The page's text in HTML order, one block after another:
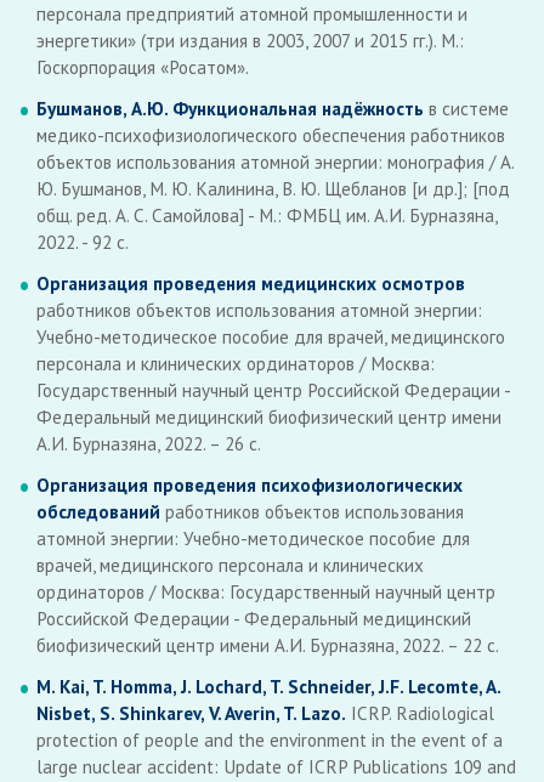
персонала предприятий атомной промышленности и
энергетики» (три издания в 2003, 2007 и 2015 гг.). М.:
Госкорпорация «Росатом».
Бушманов, А.Ю. Функциональная надёжность в системе
медико-психофизиологического обеспечения работников
объектов использования атомной энергии: монография / А.
Ю. Бушманов, М. Ю. Калинина, В. Ю. Щебланов [и др.]; [под
общ. ред. А. С. Самойлова] - М.: ФМБЦ им. А.И. Бурназяна,
2022. - 92 с.
Организация проведения медицинских осмотров
работников объектов использования атомной энергии:
Учебно-методическое пособие для врачей, медицинского
персонала и клинических ординаторов / Москва:
Государственный научный центр Российской Федерации -
Федеральный медицинский биофизический центр имени
А.И. Бурназяна, 2022. – 26 с.
Организация проведения психофизиологических
обследований работников объектов использования
атомной энергии: Учебно-методическое пособие для
врачей, медицинского персонала и клинических
ординаторов / Москва: Государственный научный центр
Российской Федерации - Федеральный медицинский
биофизический центр имени А.И. Бурназяна, 2022. – 22 с.
M. Kai, T. Homma, J. Lochard, T. Schneider, J.F. Lecomte, A.
Nisbet, S. Shinkarev, V. Averin, T. Lazo. ICRP. Radiological
protection of people and the environment in the event of a
large nuclear accident: Update of ICRP Publications 109 and